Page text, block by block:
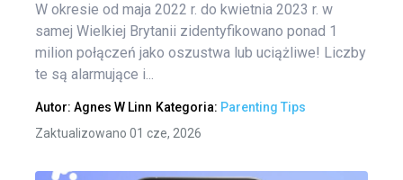
W okresie od maja 2022 r. do kwietnia 2023 r. w
samej Wielkiej Brytanii zidentyfikowano ponad 1
milion połączeń jako oszustwa lub uciążliwe! Liczby
te są alarmujące i...
Autor: Agnes W Linn Kategoria: Parenting Tips
Zaktualizowano 01 cze, 2026